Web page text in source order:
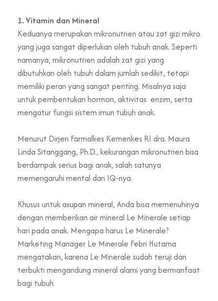
1. Vitamin dan Mineral
Keduanya merupakan mikronutrien atau zat gizi mikro
yang juga sangat diperlukan oleh tubuh anak. Seperti
namanya, mikronutrien adalah zat gizi yang
dibutuhkan oleh tubuh dalam jumlah sedikit, tetapi
memiliki peran yang sangat penting. Misalnya saja
untuk pembentukan hormon, aktivitas enzim, serta
mengatur fungsi sistem imun tubuh anak.
Menurut Dirjen Farmalkes Kemenkes RI dra. Maura
Linda Sitanggang, Ph.D., kekurangan mikronutrien bisa
berdampak serius bagi anak, salah satunya
memengaruhi mental dan IQ-nya.
Khusus untuk asupan mineral, Anda bisa memenuhinya
dengan memberikan air mineral Le Minerale setiap
hari pada anak. Mengapa harus Le Minerale?
Marketing Manager Le Minerale Febri Hutama
mengatakan, karena Le Minerale sudah teruji dan
terbukti mengandung mineral alami yang bermanfaat
bagi tubuh.